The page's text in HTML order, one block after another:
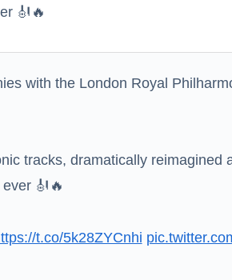
車中泊」レポート！！
段が藤井聡太六冠に勝ち、挑戦者に
ブで脇全開、インナーチラ見え！！
🎻🔥
with the London Royal
tracks, dramatically reimagined
🎻🔥
t.co/5k28ZYCnhi